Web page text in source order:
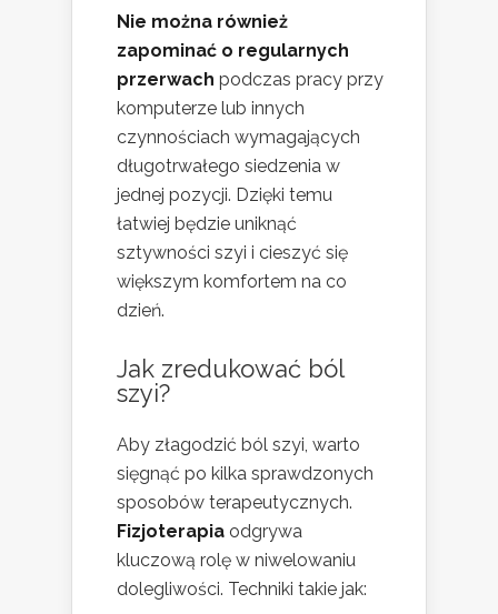
Nie można również
zapominać o regularnych
przerwach podczas pracy przy
komputerze lub innych
czynnościach wymagających
długotrwałego siedzenia w
jednej pozycji. Dzięki temu
łatwiej będzie uniknąć
sztywności szyi i cieszyć się
większym komfortem na co
dzień.
Jak zredukować ból
szyi?
Aby złagodzić ból szyi, warto
sięgnąć po kilka sprawdzonych
sposobów terapeutycznych.
Fizjoterapia odgrywa
kluczową rolę w niwelowaniu
dolegliwości. Techniki takie jak: